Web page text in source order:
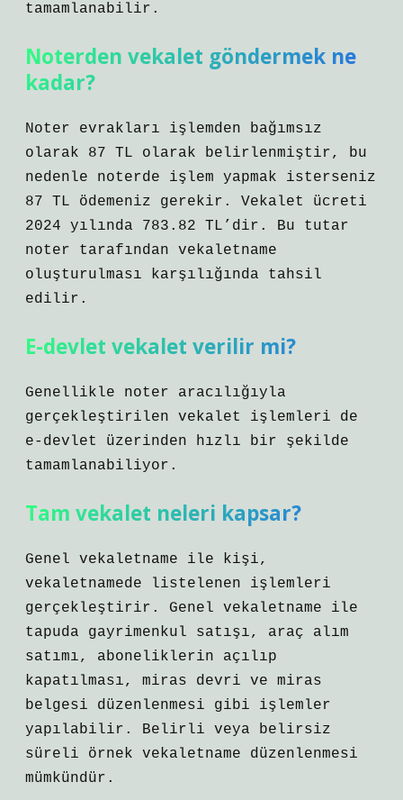
tamamlanabilir.
Noterden vekalet göndermek ne
kadar?
Noter evrakları işlemden bağımsız
olarak 87 TL olarak belirlenmiştir, bu
nedenle noterde işlem yapmak isterseniz
87 TL ödemeniz gerekir. Vekalet ücreti
2024 yılında 783.82 TL’dir. Bu tutar
noter tarafından vekaletname
oluşturulması karşılığında tahsil
edilir.
E-devlet vekalet verilir mi?
Genellikle noter aracılığıyla
gerçekleştirilen vekalet işlemleri de
e-devlet üzerinden hızlı bir şekilde
tamamlanabiliyor.
Tam vekalet neleri kapsar?
Genel vekaletname ile kişi,
vekaletnamede listelenen işlemleri
gerçekleştirir. Genel vekaletname ile
tapuda gayrimenkul satışı, araç alım
satımı, aboneliklerin açılıp
kapatılması, miras devri ve miras
belgesi düzenlenmesi gibi işlemler
yapılabilir. Belirli veya belirsiz
süreli örnek vekaletname düzenlenmesi
mümkündür.